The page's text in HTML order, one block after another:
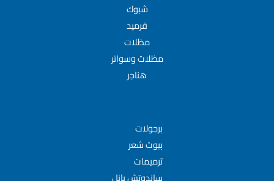
شبوك
قرميد
مظلات
مظلات وسواتر
هناجر
برجولات
بيوت شعر
ترميمات